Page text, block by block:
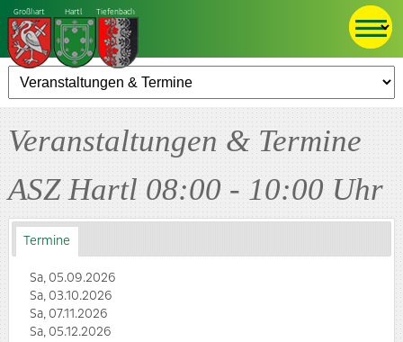
Großhart Hartl Tiefenbach
Veranstaltungen & Termine
ASZ Hartl 08:00 - 10:00 Uhr
Termine
Sa, 05.09.2026
Sa, 03.10.2026
Sa, 07.11.2026
Sa, 05.12.2026